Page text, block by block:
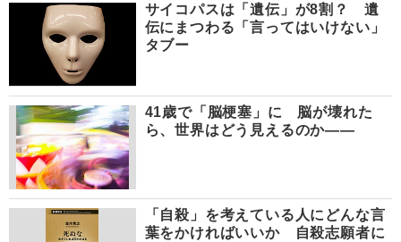
サイコパスは「遺伝」が8割？ 遺
伝にまつわる「言ってはいけない」
タブー
41歳で「脳梗塞」に 脳が壊れた
ら、世界はどう見えるのか――
「自殺」を考えている人にどんな言
葉をかければいいか 自殺志願者に